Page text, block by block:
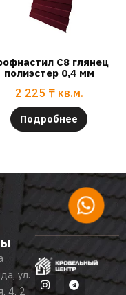
С8 глянец
полиэстер 0,4 мм
2 225 ₸ кв.м.
Подробнее
ул.
4, 2